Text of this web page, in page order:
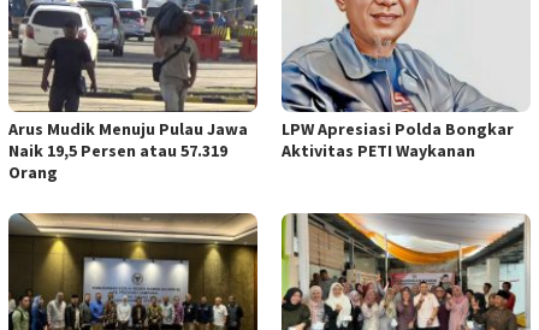
Arus Mudik Menuju Pulau Jawa
Naik 19,5 Persen atau 57.319
Orang
LPW Apresiasi Polda Bongkar
Aktivitas PETI Waykanan